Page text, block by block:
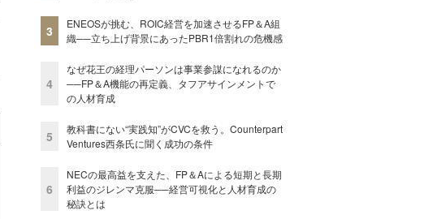
3
ENEOSが挑む、ROIC経営を加速させるFP＆A組
織──立ち上げ背景にあったPBR1倍割れの危機感
4
なぜ花王の経理パーソンは事業参謀になれるのか
──FP＆A機能の再定義、タフアサインメントで
の人材育成
5
教科書にない“実践知”がCVCを救う。Counterpart
Ventures西条氏に聞く成功の条件
6
NECの最高益を支えた、FP＆Aによる短期と長期
利益のジレンマ克服──経営可視化と人材育成の
秘訣とは